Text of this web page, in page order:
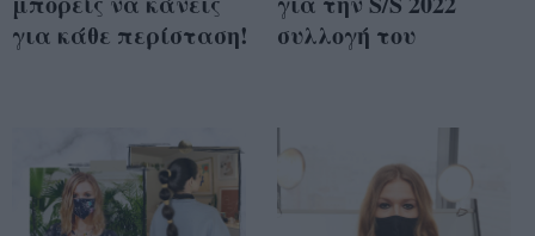
για κάθε περίσταση!
συλλογή του